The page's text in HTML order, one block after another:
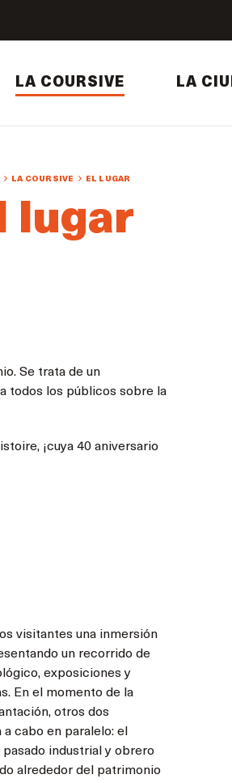
LA COURSIVE LA
LA COURSIVE EL LUGAR
lugar
Se trata de un
todos los públicos sobre la
¡cuya 40 aniversario
visitantes una inmersión
un recorrido de
exposiciones y
En el momento de la
otros dos
cabo en paralelo: el
industrial y obrero
alrededor del patrimonio